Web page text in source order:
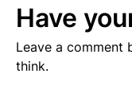
Have
Leave a comment
think.